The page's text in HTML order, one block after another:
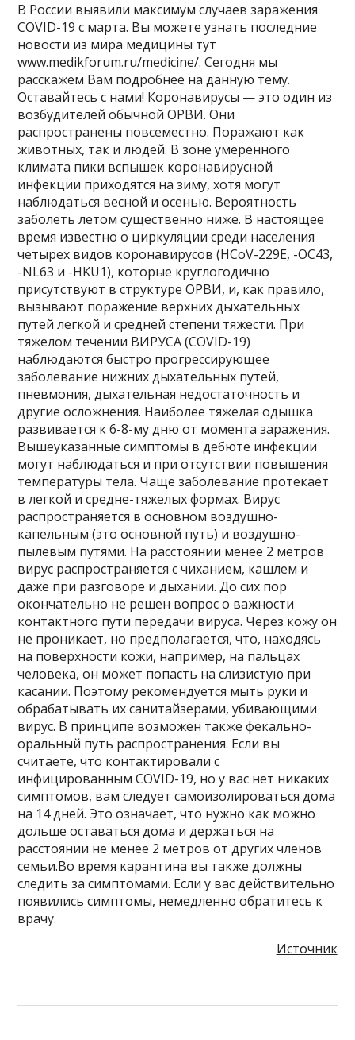
В России выявили максимум случаев заражения
COVID-19 с марта. Вы можете узнать последние
новости из мира медицины тут
www.medikforum.ru/medicine/. Сегодня мы
расскажем Вам подробнее на данную тему.
Оставайтесь с нами! Коронавирусы — это один из
возбудителей обычной ОРВИ. Они
распространены повсеместно. Поражают как
животных, так и людей. В зоне умеренного
климата пики вспышек коронавирусной
инфекции приходятся на зиму, хотя могут
наблюдаться весной и осенью. Вероятность
заболеть летом существенно ниже. В настоящее
время известно о циркуляции среди населения
четырех видов коронавирусов (HCoV-229E, -OC43,
-NL63 и -HKU1), которые круглогодично
присутствуют в структуре ОРВИ, и, как правило,
вызывают поражение верхних дыхательных
путей легкой и средней степени тяжести. При
тяжелом течении ВИРУСА (COVID-19)
наблюдаются быстро прогрессирующее
заболевание нижних дыхательных путей,
пневмония, дыхательная недостаточность и
другие осложнения. Наиболее тяжелая одышка
развивается к 6-8-му дню от момента заражения.
Вышеуказанные симптомы в дебюте инфекции
могут наблюдаться и при отсутствии повышения
температуры тела. Чаще заболевание протекает
в легкой и средне-тяжелых формах. Вирус
распространяется в основном воздушно-
капельным (это основной путь) и воздушно-
пылевым путями. На расстоянии менее 2 метров
вирус распространяется с чиханием, кашлем и
даже при разговоре и дыхании. До сих пор
окончательно не решен вопрос о важности
контактного пути передачи вируса. Через кожу он
не проникает, но предполагается, что, находясь
на поверхности кожи, например, на пальцах
человека, он может попасть на слизистую при
касании. Поэтому рекомендуется мыть руки и
обрабатывать их санитайзерами, убивающими
вирус. В принципе возможен также фекально-
оральный путь распространения. Если вы
считаете, что контактировали с
инфицированным COVID-19, но у вас нет никаких
симптомов, вам следует самоизолироваться дома
на 14 дней. Это означает, что нужно как можно
дольше оставаться дома и держаться на
расстоянии не менее 2 метров от других членов
семьи.Во время карантина вы также должны
следить за симптомами. Если у вас действительно
появились симптомы, немедленно обратитесь к
врачу.
Источник